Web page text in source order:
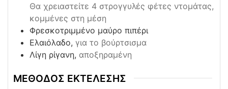
Θα χρειαστείτε 4 στρογγυλές φέτες ντομάτας,
κομμένες στη μέση
Φρεσκοτριμμένο μαύρο πιπέρι
Ελαιόλαδο, για το βούρτσισμα
Λίγη ρίγανη, αποξηραμένη
ΜΕΘΟΔΟΣ ΕΚΤΕΛΕΣΗΣ